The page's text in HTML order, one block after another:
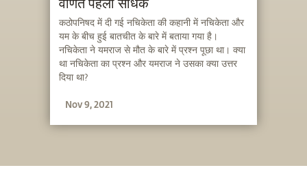
वर्णित पहला साधक
कठोपनिषद में दी गई नचिकेता की कहानी में नचिकेता और
यम के बीच हुई बातचीत के बारे में बताया गया है।
नचिकेता ने यमराज से मौत के बारे में प्रश्न पूछा था। क्या
था नचिकेता का प्रश्न और यमराज ने उसका क्या उत्तर
दिया था?
Nov 9, 2021